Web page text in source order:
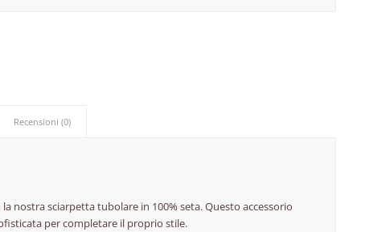
Recensioni (0)
nostra sciarpetta tubolare in 100% seta. Questo accessorio
per completare il proprio stile.